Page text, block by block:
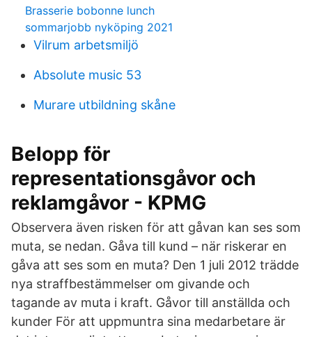
Brasserie bobonne lunch
sommarjobb nyköping 2021
Vilrum arbetsmiljö
Absolute music 53
Murare utbildning skåne
Belopp för
representationsgåvor och
reklamgåvor - KPMG
Observera även risken för att gåvan kan ses som
muta, se nedan. Gåva till kund – när riskerar en
gåva att ses som en muta? Den 1 juli 2012 trädde
nya straffbestämmelser om givande och
tagande av muta i kraft. Gåvor till anställda och
kunder För att uppmuntra sina medarbetare är